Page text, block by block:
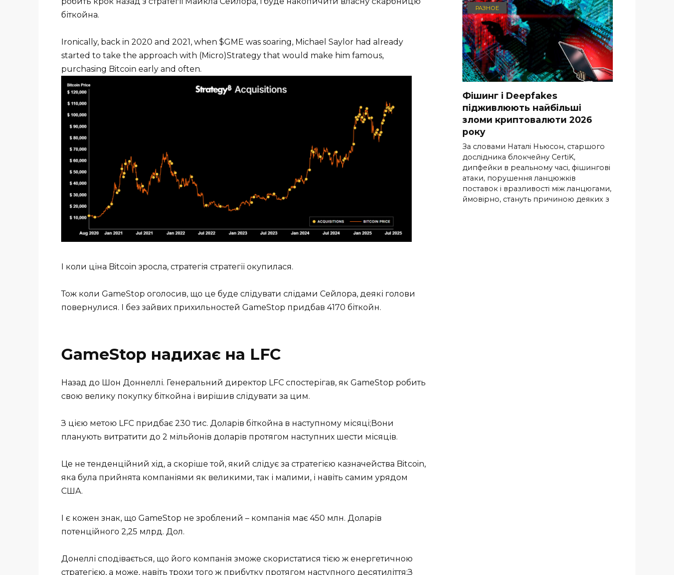
біткойна.
Ironically, back in 2020 and 2021, when $GME was soaring, Michael Saylor had already
started to take the approach with (Micro)Strategy that would make him famous,
purchasing Bitcoin early and often.
І коли ціна Bitcoin зросла, стратегія стратегії окупилася.
Тож коли GameStop оголосив, що це буде слідувати слідами Сейлора, деякі голови
повернулися. І без зайвих прихильностей GameStop придбав 4170 біткойн.
GameStop надихає на LFC
Назад до Шон Доннеллі. Генеральний директор LFC спостерігав, як GameStop робить
свою велику покупку біткойна і вирішив слідувати за цим.
З цією метою LFC придбає 230 тис. Доларів біткойна в наступному місяці;Вони
планують витратити до 2 мільйонів доларів протягом наступних шести місяців.
Це не тенденційний хід, а скоріше той, який слідує за стратегією казначейства Bitcoin,
яка була прийнята компаніями як великими, так і малими, і навіть самим урядом
США.
І є кожен знак, що GameStop не зроблений – компанія має 450 млн. Доларів
потенційного 2,25 млрд. Дол.
Донеллі сподівається, що його компанія зможе скористатися тією ж енергетичною
стратегією, а може, навіть трохи того ж прибутку протягом наступного десятиліття;З
РАЗНОЕ
Фішинг і Deepfakes
підживлюють найбільші
зломи криптовалюти 2026
року
За словами Наталі Ньюсон, старшого
дослідника блокчейну CertiK,
дипфейки в реальному часі, фішингові
атаки, порушення ланцюжків
поставок і вразливості між ланцюгами,
ймовірно, стануть причиною деяких з